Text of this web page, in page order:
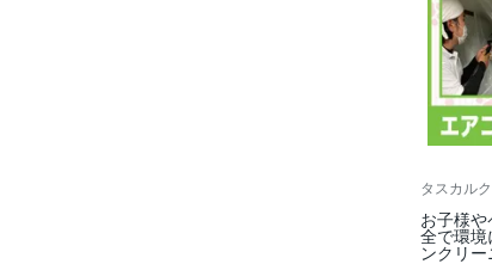
タスカル
お子様
全で環境
ンクリー